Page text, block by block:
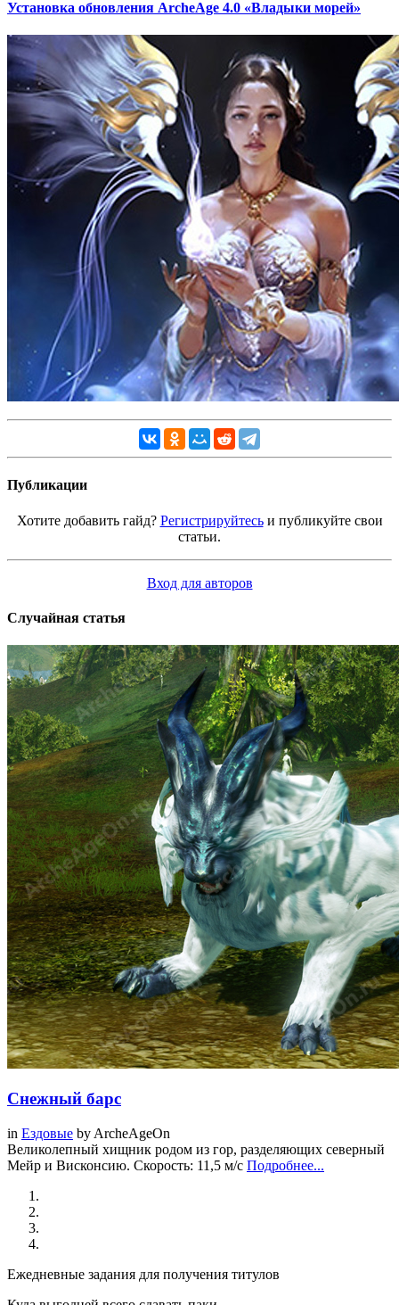
Установка обновления ArcheAge 4.0 «Владыки морей»
Публикации
Хотите добавить гайд? Регистрируйтесьи публикуйте свои
статьи.
Вход для авторов
Случайная статья
Снежный барс
in Ездовые by ArcheAgeOn
Великолепный хищник родом из гор, разделяющих северный
Мейр и Висконсию. Скорость: 11,5 м/с Подробнее...
Ежедневные задания для получения титулов